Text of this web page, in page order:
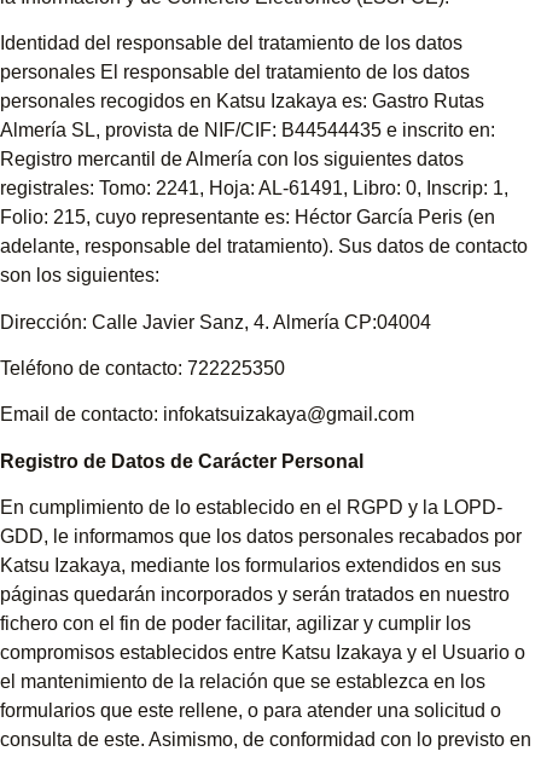
Identidad del responsable del tratamiento de los datos
personales El responsable del tratamiento de los datos
personales recogidos en Katsu Izakaya es: Gastro Rutas
Almería SL, provista de NIF/CIF: B44544435 e inscrito en:
Registro mercantil de Almería con los siguientes datos
registrales: Tomo: 2241, Hoja: AL-61491, Libro: 0, Inscrip: 1,
Folio: 215, cuyo representante es: Héctor García Peris (en
adelante, responsable del tratamiento). Sus datos de contacto
son los siguientes:
Dirección: Calle Javier Sanz, 4. Almería CP:04004
Teléfono de contacto: 722225350
Email de contacto: infokatsuizakaya@gmail.com
Registro de Datos de Carácter Personal
En cumplimiento de lo establecido en el RGPD y la LOPD-
GDD, le informamos que los datos personales recabados por
Katsu Izakaya, mediante los formularios extendidos en sus
páginas quedarán incorporados y serán tratados en nuestro
fichero con el fin de poder facilitar, agilizar y cumplir los
compromisos establecidos entre Katsu Izakaya y el Usuario o
el mantenimiento de la relación que se establezca en los
formularios que este rellene, o para atender una solicitud o
consulta de este. Asimismo, de conformidad con lo previsto en